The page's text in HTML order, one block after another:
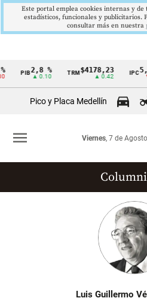
Cintillo
Colombia
PIB2,8 %
▲ 0.10
TRM$4178,23
▲ 0.42 ▼
Pico y Placa Medellín
Viernes, 7 de
menu
Luis Guillermo
Este portal emplea cookies internas y de
estadísticos, funcionales y publicitarios.
consultar más en nuestra